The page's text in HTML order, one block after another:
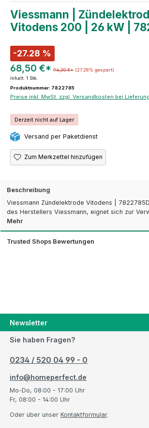
Viessmann |
Vitodens 200 | 26 kW |
-27.28 %
68,50 €* 94,20 €* (27.28% gespart)
Inhalt: 1 Stk.
Produktnummer: 7822785
Preise inkl. MwSt. zzgl. Versandkosten bei
Derzeit nicht auf Lager
Versand per Paketdienst
Zum Merkzettel hinzufügen
Beschreibung
Viessmann Zündelektrode Vitodens |
des Herstellers Viessmann, eignet sich zur
Mehr
Trusted Shops Bewertungen
Newsletter
Sie haben Fragen?
0234 / 520 04 99 - 0
info@homeperfect.de
Mo-Do, 08:00 - 17:00 Uhr
Fr, 08:00 - 14:00 Uhr
Oder über unser Kontaktformular.